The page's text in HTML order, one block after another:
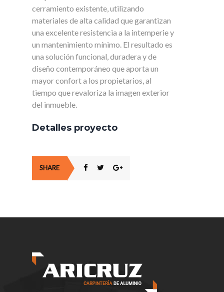
cerramiento existente, utilizando
materiales de alta calidad que garantizan
una excelente resistencia a la intemperie y
un mantenimiento mínimo. El resultado es
una solución funcional, duradera y de
diseño contemporáneo que aporta un
mayor confort a los propietarios, al
tiempo que revaloriza la imagen exterior
del inmueble.
Detalles proyecto
SHARE